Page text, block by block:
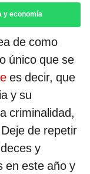
y economía
de como
único que se
es decir, que
y su
criminalidad,
de repetir
y
en este año y